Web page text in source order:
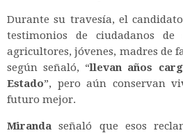
Durante su travesía, el
testimonios de ciudadanos de
agricultores, jóvenes, madres de
según señaló, “llevan años
Estado”, pero aún conservan
futuro mejor.
Miranda señaló que esos